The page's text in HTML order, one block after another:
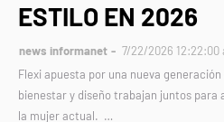
ESTILO EN 2026
news informanet
7/22/2026 12:22:00
Flexi apuesta por una nueva
bienestar y diseño trabajan juntos para
la mujer actual. …